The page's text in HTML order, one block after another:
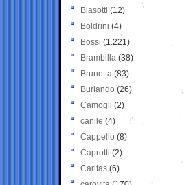
Biasotti (12)
Boldrini (4)
Bossi (1.221)
Brambilla (38)
Brunetta (83)
Burlando (26)
Camogli (2)
canile (4)
Cappello (8)
Caprotti (2)
Caritas (6)